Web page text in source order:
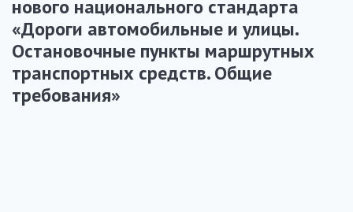
нового национального стандарта
«Дороги автомобильные и улицы.
Остановочные пункты маршрутных
транспортных средств. Общие
требования»